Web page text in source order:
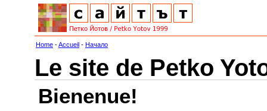
Home -Accueil - Начало
Le site de Petko
Bienenue!